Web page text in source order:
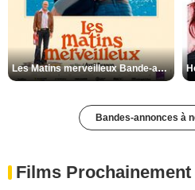
Les Matins merveilleux Bande-annonce VF
Bandes-annonces à
Films Prochainement